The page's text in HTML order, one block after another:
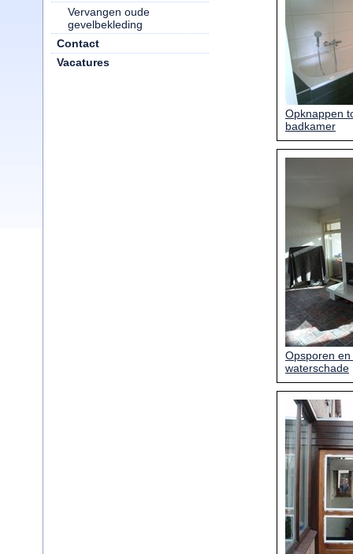
Vervangen oude
gevelbekleding
Contact
Vacatures
Opknappen
badkamer
Opsporen
waterschade